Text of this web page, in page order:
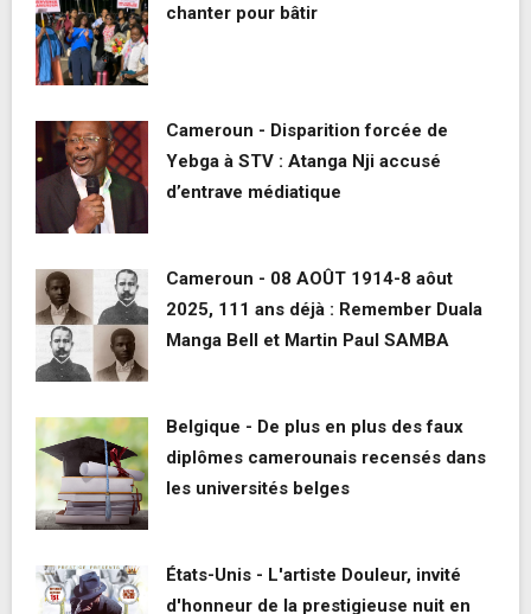
chanter pour bâtir
Cameroun - Disparition forcée de
Yebga à STV : Atanga Nji accusé
d’entrave médiatique
Cameroun - 08 AOÛT 1914-8 aôut
2025, 111 ans déjà : Remember Duala
Manga Bell et Martin Paul SAMBA
Belgique - De plus en plus des faux
diplômes camerounais recensés dans
les universités belges
États-Unis - L'artiste Douleur, invité
d'honneur de la prestigieuse nuit en